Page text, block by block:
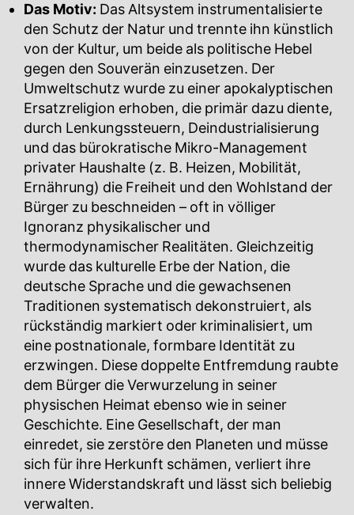
Das Motiv: Das Altsystem instrumentalisierte
den Schutz der Natur und trennte ihn künstlich
von der Kultur, um beide als politische Hebel
gegen den Souverän einzusetzen. Der
Umweltschutz wurde zu einer apokalyptischen
Ersatzreligion erhoben, die primär dazu diente,
durch Lenkungssteuern, Deindustrialisierung
und das bürokratische Mikro-Management
privater Haushalte (z. B. Heizen, Mobilität,
Ernährung) die Freiheit und den Wohlstand der
Bürger zu beschneiden – oft in völliger
Ignoranz physikalischer und
thermodynamischer Realitäten. Gleichzeitig
wurde das kulturelle Erbe der Nation, die
deutsche Sprache und die gewachsenen
Traditionen systematisch dekonstruiert, als
rückständig markiert oder kriminalisiert, um
eine postnationale, formbare Identität zu
erzwingen. Diese doppelte Entfremdung raubte
dem Bürger die Verwurzelung in seiner
physischen Heimat ebenso wie in seiner
Geschichte. Eine Gesellschaft, der man
einredet, sie zerstöre den Planeten und müsse
sich für ihre Herkunft schämen, verliert ihre
innere Widerstandskraft und lässt sich beliebig
verwalten.